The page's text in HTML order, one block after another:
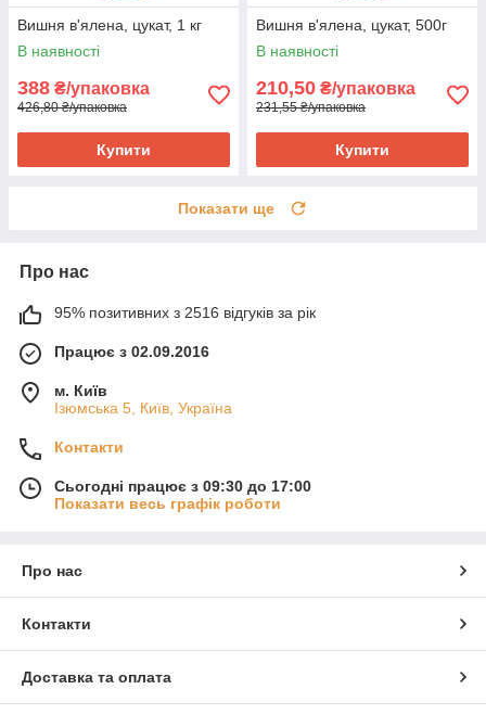
Вишня в'ялена, цукат, 1 кг
В наявності
388 ₴/упаковка
426,80 ₴/упаковка
Купити
Вишня в'ялена, цукат, 500г
В наявності
210,50 ₴/упаковка
231,55 ₴/упаковка
Купити
Показати ще
Про нас
95% позитивних з 2516 відгуків за рік
Працює з 02.09.2016
м. Київ
Ізюмська 5, Київ, Україна
Контакти
Сьогодні працює з 09:30 до 17:00
Показати весь графік роботи
Про нас
Контакти
Доставка та оплата